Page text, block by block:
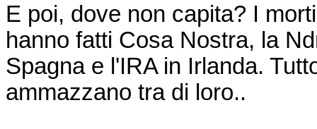
E poi, dove non capita? I
hanno fatti Cosa Nostra, la
Spagna e l'IRA in Irlanda.
ammazzano tra di loro..